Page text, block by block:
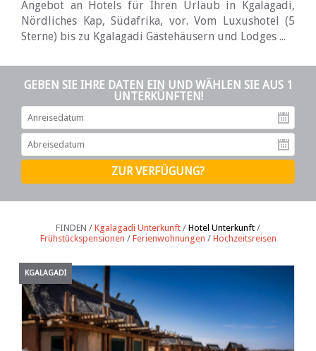
Angebot an Hotels für Ihren Urlaub in Kgalagadi,
Nördliches Kap, Südafrika, vor. Vom Luxushotel (5
Sterne) bis zu Kgalagadi Gästehäusern und Lodges ...
GEBEN SIE IHRE DATEN EIN UND WÄHLEN SIE AUS 1
UNTERKÜNFTEN!
FINDEN / Kgalagadi Unterkunft / Hotel Unterkunft /
Frühstückspensionen / Ferienwohnungen / Hochzeitsreisen
KGALAGADI